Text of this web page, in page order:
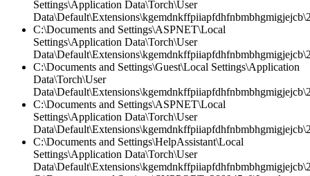
Settings\Application Data\Torch\User
C:\Documents and Settings\ASPNET\Local
Settings\Application Data\Torch\User
C:\Documents and Settings\Guest\Local Settings\Application
Data\Torch\User
C:\Documents and Settings\ASPNET\Local
Settings\Application Data\Torch\User
C:\Documents and Settings\HelpAssistant\Local
Settings\Application Data\Torch\User